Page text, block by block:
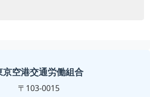
京空港交通労働組合
〒103-0015